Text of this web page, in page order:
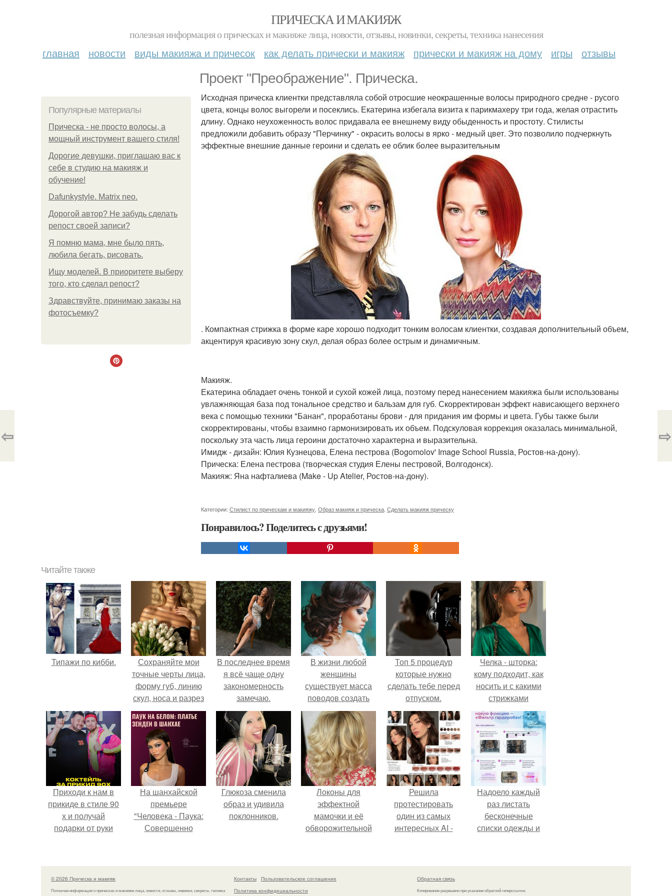
ПРИЧЕСКА И МАКИЯЖ
полезная информация о прическах и макияже лица, новости, отзывы, новинки, секреты, техника нанесения
главная новости виды макияжа и причесок как делать прически и макияж прически и макияж на дому игры отзывы
Проект "Преображение". Прическа.
Популярные материалы
Прическа - не просто волосы, а
мощный инструмент вашего стиля!
Дорогие девушки, приглашаю вас к
себе в студию на макияж и
обучение!
Dafunkystyle. Matrix neo.
Дорогой автор? Не забудь сделать
репост своей записи?
Я помню мама, мне было пять,
любила бегать, рисовать.
Ищу моделей. В приоритете выберу
того, кто сделал репост?
Здравствуйте, принимаю заказы на
фотосъемку?
Исходная прическа клиентки представляла собой отросшие неокрашенные волосы природного средне - русого
цвета, концы волос выгорели и посеклись. Екатерина избегала визита к парикмахеру три года, желая отрастить
длину. Однако неухоженность волос придавала ее внешнему виду обыденность и простоту. Стилисты
предложили добавить образу "Перчинку" - окрасить волосы в ярко - медный цвет. Это позволило подчеркнуть
эффектные внешние данные героини и сделать ее облик более выразительным
. Компактная стрижка в форме каре хорошо подходит тонким волосам клиентки, создавая дополнительный объем,
акцентируя красивую зону скул, делая образ более острым и динамичным.
Макияж.
Екатерина обладает очень тонкой и сухой кожей лица, поэтому перед нанесением макияжа были использованы
увлажняющая база под тональное средство и бальзам для губ. Скорректирован эффект нависающего верхнего
века с помощью техники "Банан", проработаны брови - для придания им формы и цвета. Губы также были
скорректированы, чтобы взаимно гармонизировать их объем. Подскуловая коррекция оказалась минимальной,
поскольку эта часть лица героини достаточно характерна и выразительна.
Имидж - дизайн: Юлия Кузнецова, Елена пестрова (Bogomolov' Image School Russia, Ростов-на-дону).
Прическа: Елена пестрова (творческая студия Елены пестровой, Волгодонск).
Макияж: Яна нафталиева (Make - Up Atelier, Ростов-на-дону).
Категории: Стилист по прическам и макияжу Образ макияж и прическа Сделать макияж прическу
Понравилось? Поделитесь с друзьями!
⇦ ⇨
Читайте также
Типажи по кибби.
Сохраняйте мои
точные черты лица,
форму губ, линию
скул, носа и разрез
глаз.
В последнее время
я всё чаще одну
закономерность
замечаю.
В жизни любой
женщины
существует масса
поводов создать
торжественный и
праздничный образ.
Топ 5 процедур
которые нужно
сделать тебе перед
отпуском.
Челка - шторка:
кому подходит, как
носить и с какими
стрижками
сочетать.
Приходи к нам в
прикиде в стиле 90
х и получай
подарки от руки
На шанхайской
премьере
"Человека - Паука:
Совершенно
просто очередной
артефакт высокой
Глюкоза сменила
образ и удивила
поклонников.
Локоны для
эффектной
мамочки и её
обворожительной
Решила
протестировать
один из самых
интересных AI -
Надоело каждый
раз листать
бесконечные
списки одежды и
кусочкам?
© 2026 Прическа и макияж
Полезная информация о прическах и макияже лица, новости, отзывы, новинки, секреты, техника
Контакты
Пользовательское соглашение
Политика конфидециальности
Обратная связь
Копирование разрешено при указании обратной гиперссылки.